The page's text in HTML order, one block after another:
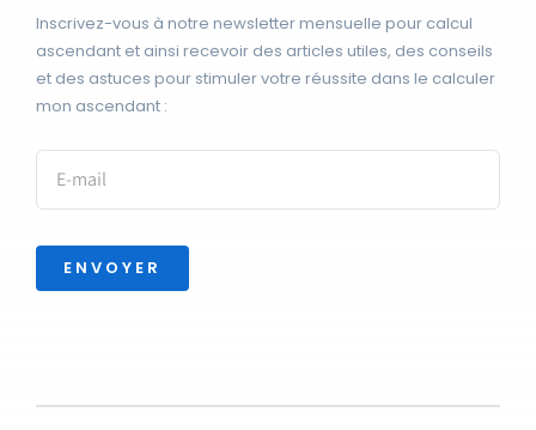
Inscrivez-vous à notre newsletter mensuelle pour calcul
ascendant et ainsi recevoir des articles utiles, des conseils
et des astuces pour stimuler votre réussite dans le calculer
mon ascendant :
ENVOYER